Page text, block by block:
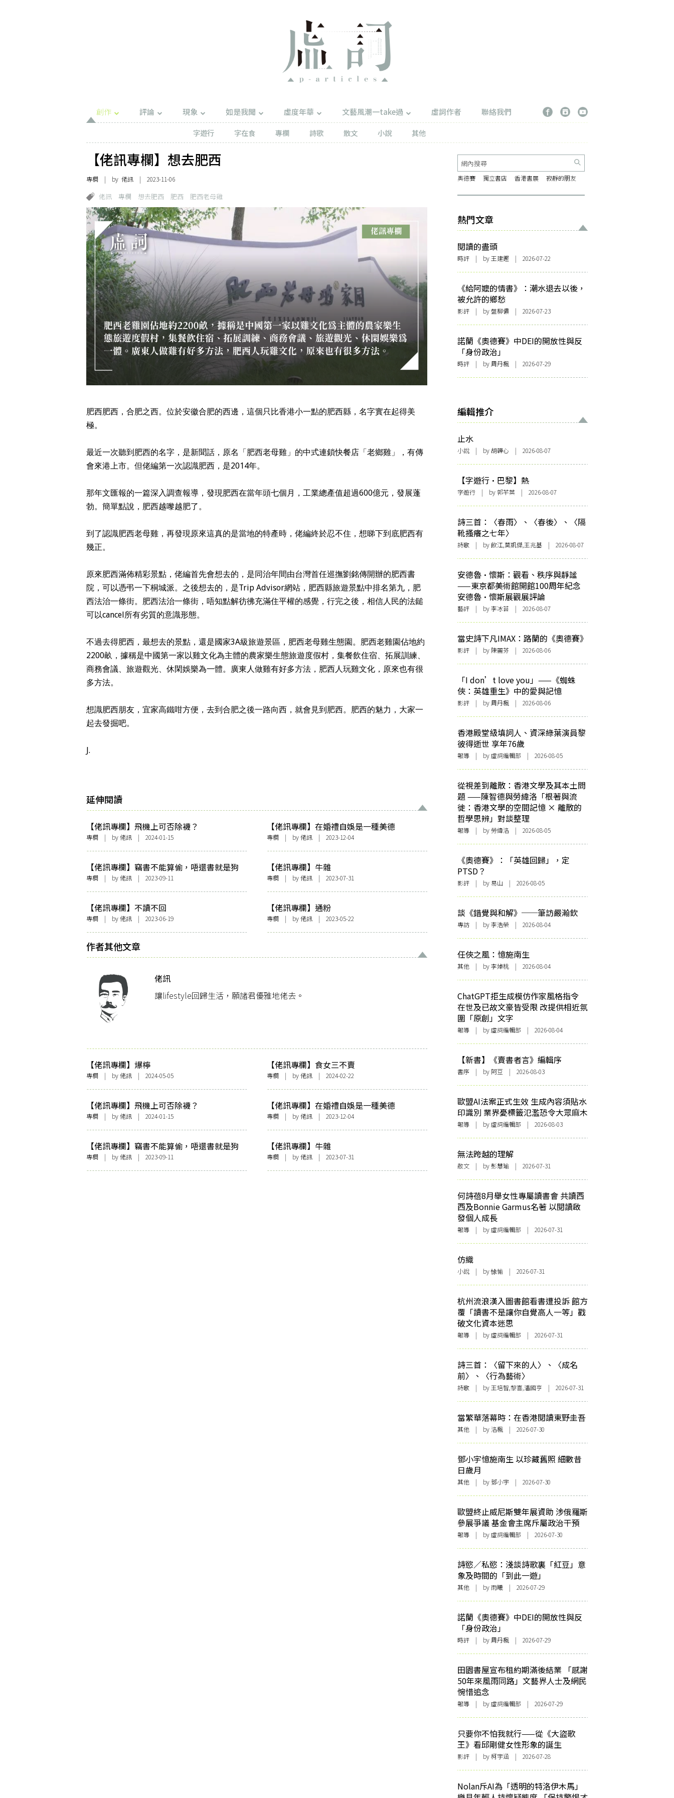
創作 評論 現象 如是我聞 虛度年華 文藝風潮一take過 虛詞作者
聯絡我們
字遊行
字在食 專欄 詩歌 散文 小說 其他
【佬訊專欄】想去肥西
專欄 | by 佬訊 | 2023-11-06
佬訊 專欄 想去肥西 肥西 肥西老母雞
肥西肥西，合肥之西。位於安徽合肥的西邊，這個只比香港小一點的肥西縣，名字實在起得美
極。
最近一次聽到肥西的名字，是新聞話，原名「肥西老母雞」的中式連鎖快餐店「老鄉雞」，有傳
會來港上市。但佬編第一次認識肥西，是2014年。
那年文匯報的一篇深入調查報導，發現肥西在當年頭七個月，工業總產值超過600億元，發展蓬
勃。簡單點說，肥西越嚟越肥了。
到了認識肥西老母雞，再發現原來這真的是當地的特產時，佬編終於忍不住，想睇下到底肥西有
幾正。
原來肥西滿佈精彩景點，佬編首先會想去的，是同治年間由台灣首任巡撫劉銘傳開辦的肥西書
院，可以憑弔一下桐城派。之後想去的，是Trip Advisor網站，肥西縣旅遊景點中排名第九，肥
西法治一條街。肥西法治一條街，唔知點解彷彿充滿住平權的感覺，行完之後，相信人民的法鎚
可以cancel所有劣質的意識形態。
不過去得肥西，最想去的景點，還是國家3A級旅遊景區，肥西老母雞生態園。肥西老雞園佔地約
2200畝，據稱是中國第一家以雞文化為主體的農家樂生態旅遊度假村，集餐飲住宿、拓展訓練、
商務會議、旅遊觀光、休閑娛樂為一體。廣東人做雞有好多方法，肥西人玩雞文化，原來也有很
多方法。
想識肥西朋友，宜家高鐵咁方便，去到合肥之後一路向西，就會見到肥西。肥西的魅力，大家一
起去發掘吧。
J.
延伸閱讀
【佬訊專欄】飛機上可否除襪？
專欄 | by佬訊 | 2024-01-15
【佬訊專欄】在婚禮自娛是一種美德
專欄 | by佬訊 | 2023-12-04
【佬訊專欄】竊書不能算偷，唔還書就是狗
專欄 | by佬訊 | 2023-09-11
【佬訊專欄】牛雜
專欄 | by佬訊 | 2023-07-31
【佬訊專欄】不讀不回
專欄 | by佬訊 | 2023-06-19
【佬訊專欄】通粉
專欄 | by佬訊 | 2023-05-22
作者其他文章
佬訊
讓lifestyle回歸生活，願諸君優雅地佬去。
【佬訊專欄】爆檸
專欄 | by佬訊 | 2024-05-05
【佬訊專欄】食女三不賣
專欄 | by佬訊 | 2024-02-22
【佬訊專欄】飛機上可否除襪？
專欄 | by佬訊 | 2024-01-15
【佬訊專欄】在婚禮自娛是一種美德
專欄 | by佬訊 | 2023-12-04
【佬訊專欄】竊書不能算偷，唔還書就是狗
專欄 | by佬訊 | 2023-09-11
【佬訊專欄】牛雜
專欄 | by佬訊 | 2023-07-31
奧德賽 獨立書店 香港書展 寂靜的朋友
熱門文章
閱讀的盡頭
時評 | by 王建鏗 | 2026-07-22
《給阿嬤的情書》：潮水退去以後，
被允許的鄉愁
影評 | by 盤柳儂 | 2026-07-23
諾蘭《奧德賽》中DEI的開放性與反
「身份政治」
時評 | by 周丹楓 | 2026-07-29
編輯推介
止水
小說 | by 胡韡心 | 2026-08-07
【字遊行·巴黎】熱
字遊行 | by 郭芊葉 | 2026-08-07
詩三首：〈春雨〉、〈春後〉、〈隔
靴搔癢之七年〉
詩歌 | by 飲江,莫凱傑,王兆基 | 2026-08-07
安德魯·懷斯：觀看、秩序與靜謐
——東京都美術館開館100周年紀念
安德魯·懷斯展觀展評論
藝評 | by 李冰苔 | 2026-08-07
當史詩下凡IMAX：路蘭的《奧德賽》
影評 | by 陳麗芬 | 2026-08-06
「I don’t love you」——《蜘蛛
俠：英雄重生》中的愛與記憶
影評 | by 周丹楓 | 2026-08-06
香港殿堂級填詞人、資深綠葉演員黎
彼得逝世 享年76歲
報導 | by 虛詞編輯部 | 2026-08-05
從視差到離散：香港文學及其本土問
題 ——陳智德與勞緯洛「根著與流
徙：香港文學的空間記憶 × 離散的
哲學思辨」對談整理
報導 | by 勞緯洛 | 2026-08-05
《奧德賽》：「英雄回歸」，定
PTSD？
影評 | by 易山 | 2026-08-05
談《錯覺與和解》──筆訪嚴瀚欽
專訪 | by 李浩榮 | 2026-08-04
任俠之風：憶施南生
其他 | by 李焯桃 | 2026-08-04
ChatGPT拒生成模仿作家風格指令
在世及已故文豪皆受限 改提供相近氛
圍「原創」文字
報導 | by 虛詞編輯部 | 2026-08-04
【新書】《賣書者言》編輯序
書序 | by 阿豆 | 2026-08-03
歐盟AI法案正式生效 生成內容須貼水
印識別 業界憂標籤氾濫恐令大眾麻木
報導 | by 虛詞編輯部 | 2026-08-03
無法跨越的理解
散文 | by 彭慧瑜 | 2026-07-31
何詩蓓8月舉女性專屬讀書會 共讀西
西及Bonnie Garmus名著 以閱讀啟
發個人成長
報導 | by 虛詞編輯部 | 2026-07-31
仿織
小說 | by 悇愉 | 2026-07-31
杭州流浪漢入圖書館看書遭投訴 館方
覆「讀書不是讓你自覺高人一等」戳
破文化資本迷思
報導 | by 虛詞編輯部 | 2026-07-31
詩三首：〈留下來的人〉、〈成名
前〉、〈行為藝術〉
詩歌 | by 王培智,黎喜,潘國亨 | 2026-07-31
當繁華落幕時：在香港閱讀東野圭吾
其他 | by洛楓 | 2026-07-30
鄧小宇憶施南生 以珍藏舊照 細數昔
日歲月
其他 | by 鄧小宇 | 2026-07-30
歐盟終止威尼斯雙年展資助 涉俄羅斯
參展爭議 基金會主席斥屬政治干預
報導 | by 虛詞編輯部 | 2026-07-30
詩慾／私慾：淺談詩歌裏「紅豆」意
象及時間的「到此一遊」
其他 | by 雨曦 | 2026-07-29
諾蘭《奧德賽》中DEI的開放性與反
「身份政治」
時評 | by 周丹楓 | 2026-07-29
田園書屋宣布租約期滿後結業 「感謝
50年來風雨同路」文藝界人士及網民
惋惜追念
報導 | by 虛詞編輯部 | 2026-07-29
只要你不怕我就行——從《大盜歌
王》看邱剛健女性形象的誕生
影評 | by 柯宇涵 | 2026-07-28
Nolan斥AI為「透明的特洛伊木馬」